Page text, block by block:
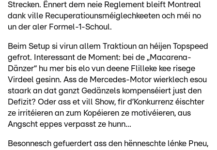
Strecken. Ënnert dem neie Reglement bleift Montreal
dank ville Recuperatiounsméiglechkeeten och méi no
un der aler Formel-1-Schoul.
Beim Setup si virun allem Traktioun an héijen Topspeed
gefrot. Interessant de Moment: bei de „Macarena-
Dänzer“ hu mer bis elo vun deene Flilleke kee risege
Virdeel gesinn. Ass de Mercedes-Motor wierklech esou
staark an dat ganzt Gedänzels kompenséiert just den
Defizit? Oder ass et vill Show, fir d’Konkurrenz éischter
ze irritéieren an zum Kopéieren ze motivéieren, aus
Angscht eppes verpasst ze hunn...
Besonnesch gefuerdert ass den hënneschte lénke Pneu,